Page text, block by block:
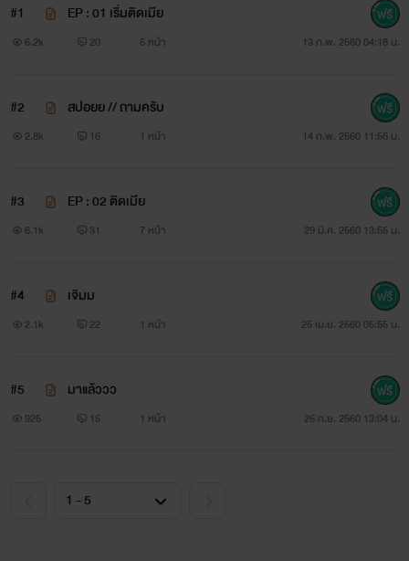
อายุ 24 ปี คณะวิศวะ ปี4
#1 EP : 01 เริ่มติดเมีย
6.2k 20 5 หน้า 13 ก.พ. 2560 04:18 น.
#2 สปอยย // ถามครับ
2.8k 16 1 หน้า 14 ก.พ. 2560 11:56 น.
#3 EP : 02 ติดเมีย
6.1k 31 7 หน้า 29 มี.ค. 2560 13:55 น.
#4 เจิมม
2.1k 22 1 หน้า 25 เม.ย. 2560 05:55 น.
#5 มาแล้ววว
925 15 1 หน้า 25 ก.ย. 2560 13:04 น.